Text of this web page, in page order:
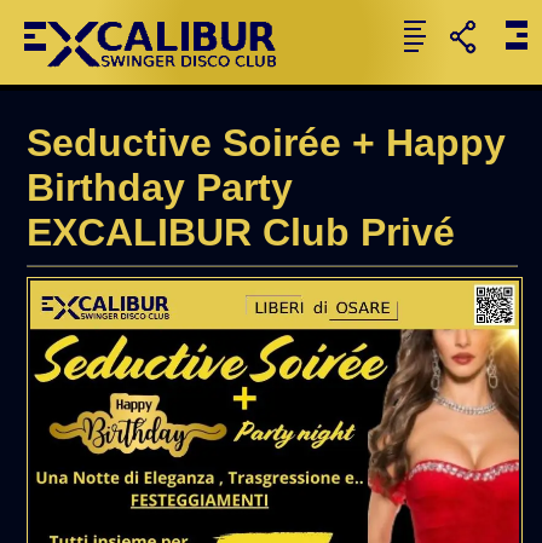
Seductive Soirée + Happy
Birthday Party
EXCALIBUR Club Privé